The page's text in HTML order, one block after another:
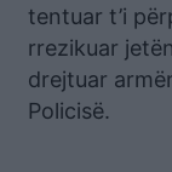
tentuar t’i
rrezikuar
drejtuar
Policisë.